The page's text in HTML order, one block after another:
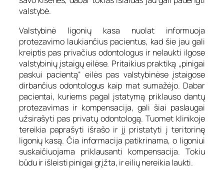
valstybė.
Valstybinė ligonių kasa nuolat informuoja
protezavimo laukiančius pacientus, kad šie jau gali
kreiptis pas privačius odontologus ir nelaukti ilgose
valstybinių įstaigų eilėse. Pritaikius praktiką „pinigai
paskui pacientą“ eilės pas valstybinėse įstaigose
dirbančius odontologus kaip mat sumažėjo. Dabar
pacientai, kuriems pagal įstatymą priklauso dantų
protezavimas ir kompensacija, gali šiai paslaugai
užsirašyti pas privatų odontologą. Tuomet klinikoje
tereikia paprašyti išrašo ir jį pristatyti į teritorinę
ligonių kasą. Čia informacija patikrinama, o ligoniui
suskaičiuojama priklausanti kompensacija. Tokiu
būdu ir išleisti pinigai grįžta, ir eilių nereikia laukti.